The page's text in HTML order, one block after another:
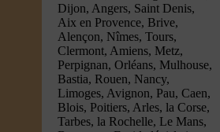
Dijon, Angers, Saint Denis,
Aix en Provence, Brive,
Alençon, Nîmes, Tours,
Clermont, Amiens, Metz,
Perpignan, Orléans, Mulhouse,
Bastia, Rouen, Nancy,
Limoges, Avignon, Pau, Caen,
Blois, Poitiers, Arles, la Corse,
Tarbes, la Rochelle, Le Mans,